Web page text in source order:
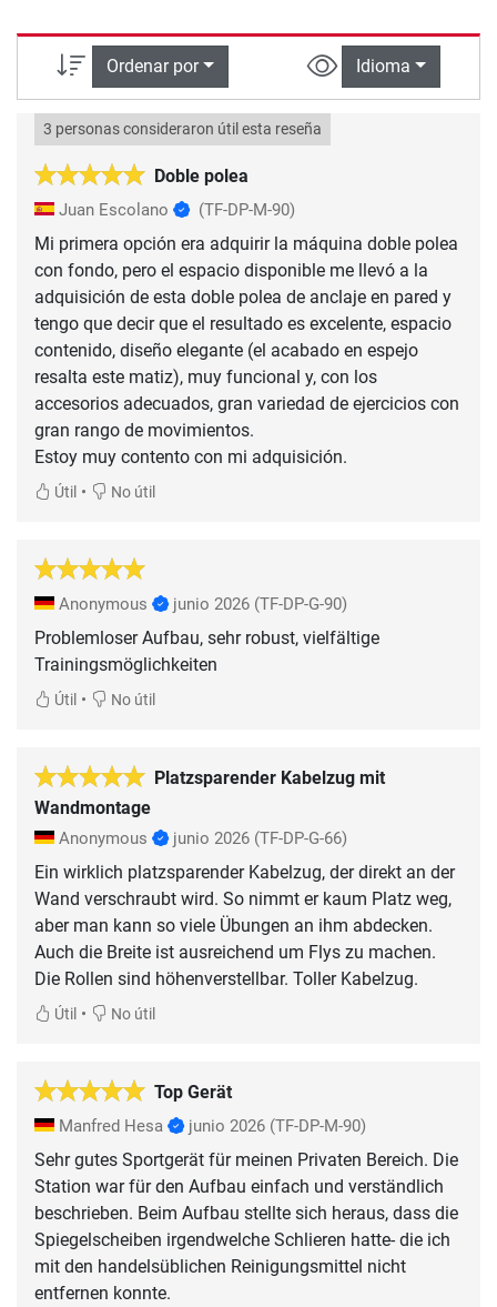
Ordenar por Idioma
Doble polea
3 personas consideraron útil esta reseña
Juan Escolano (TF-DP-M-90)
Mi primera opción era adquirir la máquina doble polea
con fondo, pero el espacio disponible me llevó a la
adquisición de esta doble polea de anclaje en pared y
tengo que decir que el resultado es excelente, espacio
contenido, diseño elegante (el acabado en espejo
resalta este matiz), muy funcional y, con los
accesorios adecuados, gran variedad de ejercicios con
gran rango de movimientos.
Estoy muy contento con mi adquisición.
Útil • No útil
Anonymous junio 2026 (TF-DP-G-90)
Problemloser Aufbau, sehr robust, vielfältige
Trainingsmöglichkeiten
Útil • No útil
Platzsparender Kabelzug mit
Wandmontage
Anonymous junio 2026 (TF-DP-G-66)
Ein wirklich platzsparender Kabelzug, der direkt an der
Wand verschraubt wird. So nimmt er kaum Platz weg,
aber man kann so viele Übungen an ihm abdecken.
Auch die Breite ist ausreichend um Flys zu machen.
Die Rollen sind höhenverstellbar. Toller Kabelzug.
Útil • No útil
Top Gerät
Manfred Hesa junio 2026 (TF-DP-M-90)
Sehr gutes Sportgerät für meinen Privaten Bereich. Die
Station war für den Aufbau einfach und verständlich
beschrieben. Beim Aufbau stellte sich heraus, dass die
Spiegelscheiben irgendwelche Schlieren hatte- die ich
mit den handelsüblichen Reinigungsmittel nicht
entfernen konnte.